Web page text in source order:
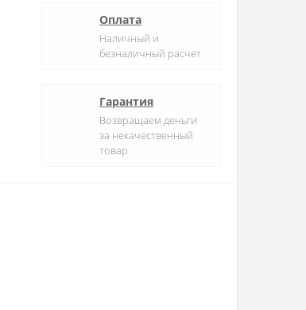
Оплата
Наличный и
безналичный расчет
Гарантия
Возвращаем деньги
за некачественный
товар